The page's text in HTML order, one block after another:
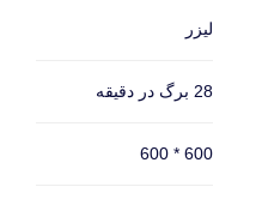
لیزر
28 برگ در دقیقه
600 * 600